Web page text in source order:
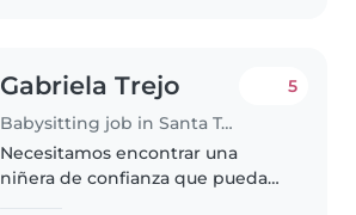
Gabriela Trejo
Babysitting job in Santa Tecla
5
Necesitamos encontrar una
niñera de confianza que pueda